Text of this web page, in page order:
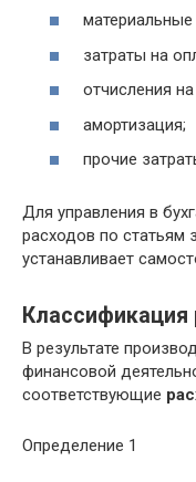
материальные
затраты на
отчисления
амортизация;
прочие
Для управления в
расходов по статьям
устанавливает
Классификация
В результате
финансовой
соответствующие
Определение 1